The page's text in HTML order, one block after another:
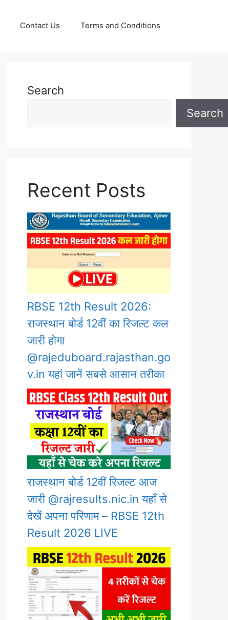
Contact Us Terms and Conditions
Search
Search
Recent Posts
RBSE 12th Result 2026:
राजस्थान बोर्ड 12वीं का रिजल्ट कल
जारी होगा
@rajeduboard.rajasthan.go
v.in यहां जानें सबसे आसान तरीका
राजस्थान बोर्ड 12वीं रिजल्ट आज
जारी @rajresults.nic.in यहाँ से
देखें अपना परिणाम – RBSE 12th
Result 2026 LIVE